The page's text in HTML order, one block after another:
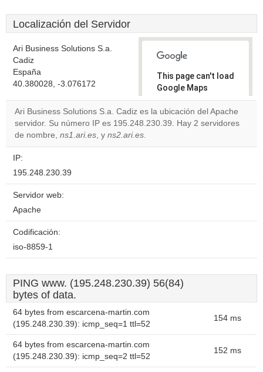
Localización del Servidor
Ari Business Solutions S.a.
Cadiz
España
40.380028, -3.076172
This page can't load
Google Maps
correctly.
Do you
Ari Business Solutions S.a. Cadiz es la ubicación del Apache
servidor. Su número IP es 195.248.230.39. Hay 2 servidores
de nombre, ns1.ari.es, y ns2.ari.es.
IP:
195.248.230.39
Servidor web:
Apache
Codificación:
iso-8859-1
PING www. (195.248.230.39) 56(84)
bytes of data.
64 bytes from escarcena-martin.com
(195.248.230.39): icmp_seq=1 ttl=52
154 ms
64 bytes from escarcena-martin.com
(195.248.230.39): icmp_seq=2 ttl=52
152 ms